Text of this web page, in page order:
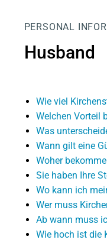
PERSONAL
Husband
Wie viel
Welchen Vorteil
Was
Wann gilt eine
Woher
Sie haben Ihre
Wo kann ich
Wer muss
Ab wann muss
Wie hoch ist die